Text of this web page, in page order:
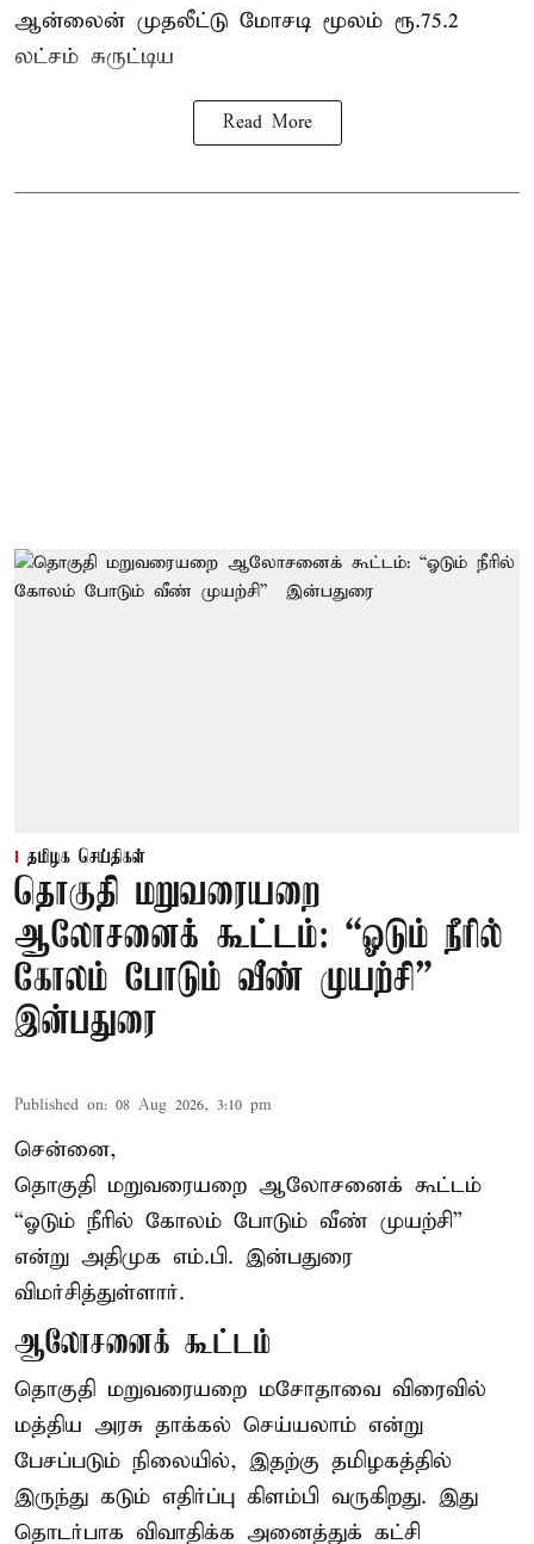
ஆன்லைன் முதலீட்டு மோசடி மூலம் ரூ.75.2
லட்சம் சுருட்டிய
Read More
தமிழக செய்திகள்
தொகுதி மறுவரையறை
ஆலோசனைக் கூட்டம்: “ஓடும் நீரில்
கோலம் போடும் வீண் முயற்சி” –
இன்பதுரை
Published on: 08 Aug 2026, 3:10 pm
சென்னை,
தொகுதி மறுவரையறை ஆலோசனைக் கூட்டம்
“ஓடும் நீரில் கோலம் போடும் வீண் முயற்சி”
என்று அதிமுக எம்.பி. இன்பதுரை
விமர்சித்துள்ளார்.
ஆலோசனைக் கூட்டம்
தொகுதி மறுவரையறை மசோதாவை விரைவில்
மத்திய அரசு தாக்கல் செய்யலாம் என்று
பேசப்படும் நிலையில், இதற்கு தமிழகத்தில்
இருந்து கடும் எதிர்ப்பு கிளம்பி வருகிறது. இது
தொடர்பாக விவாதிக்க அனைத்துக் கட்சி